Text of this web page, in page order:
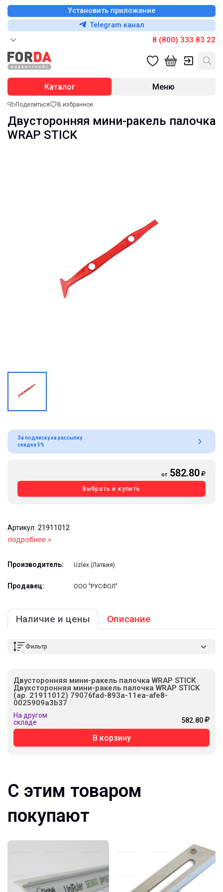
Установить приложение
Telegram канал
8 (800) 333 83 22
Каталог Меню
Поделиться В избранное
Двусторонняя мини-ракель палочка
WRAP STICK
За подписку на рассылку
скидка 5%
от 582.80
Выбрать и купить
Артикул: 21911012
подробнее »
Производитель: Uzlex (Латвия)
Продавец: ООО "РУСФОЛ"
Наличие и цены Описание
Фильтр
Двусторонняя мини-ракель палочка WRAP STICK
Двухсторонняя мини-ракель палочка WRAP STICK
(ар. 21911012) 79076fad-893a-11ea-afe8-
0025909a3b37
На другом
складе
582.80
В корзину
С этим товаром
покупают